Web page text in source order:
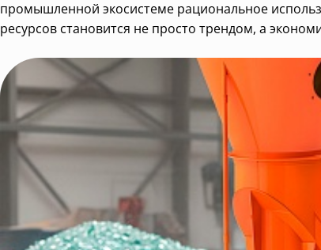
промышленной экосистеме рациональное
ресурсов становится не просто трендом, а